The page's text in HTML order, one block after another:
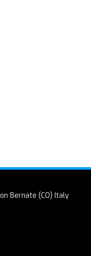
Bernate (CO) Italy